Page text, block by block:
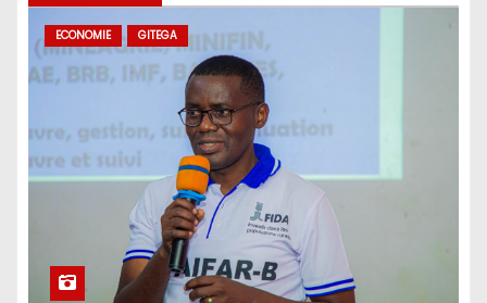
ECONOMIE GITEGA